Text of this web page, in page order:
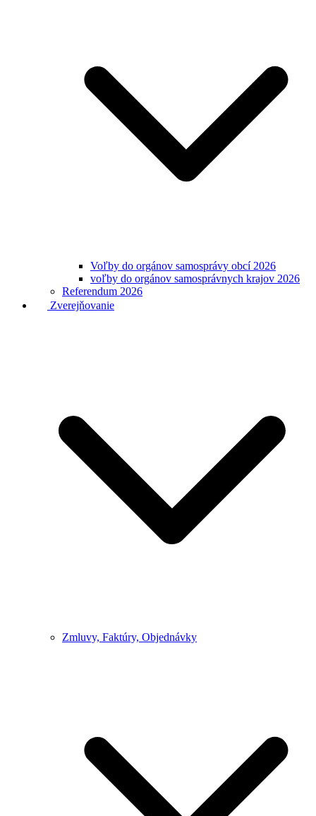
Voľby do orgánov samosprávy obcí 2026
voľby do orgánov samosprávnych krajov 2026
Referendum 2026
Zverejňovanie
Zmluvy, Faktúry, Objednávky